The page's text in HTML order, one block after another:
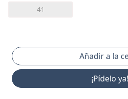
41
¡Pídelo ya!